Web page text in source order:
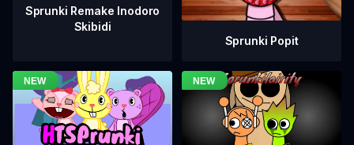
Sprunki Remake Inodoro
Skibidi
Sprunki Popit